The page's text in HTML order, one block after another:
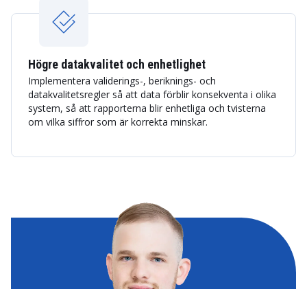
Högre datakvalitet och enhetlighet
Implementera validerings-, beriknings- och
datakvalitetsregler så att data förblir konsekventa i olika
system, så att rapporterna blir enhetliga och tvisterna
om vilka siffror som är korrekta minskar.